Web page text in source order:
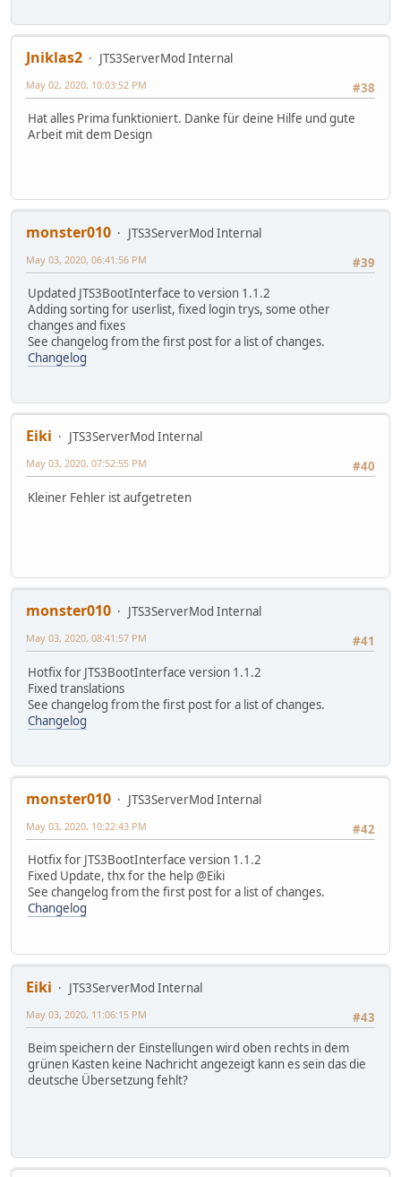
Jniklas2
JTS3ServerMod Internal
#38
May 02, 2020, 10:03:52 PM
Hat alles Prima funktioniert. Danke für deine Hilfe und gute
Arbeit mit dem Design
monster010
JTS3ServerMod Internal
#39
May 03, 2020, 06:41:56 PM
Updated JTS3BootInterface to version 1.1.2
Adding sorting for userlist, fixed login trys, some other
changes and fixes
See changelog from the first post for a list of changes.
Changelog
Eiki
JTS3ServerMod Internal
#40
May 03, 2020, 07:52:55 PM
Kleiner Fehler ist aufgetreten
monster010
JTS3ServerMod Internal
#41
May 03, 2020, 08:41:57 PM
Hotfix for JTS3BootInterface version 1.1.2
Fixed translations
See changelog from the first post for a list of changes.
Changelog
monster010
JTS3ServerMod Internal
#42
May 03, 2020, 10:22:43 PM
Hotfix for JTS3BootInterface version 1.1.2
Fixed Update, thx for the help @Eiki
See changelog from the first post for a list of changes.
Changelog
Eiki
JTS3ServerMod Internal
#43
May 03, 2020, 11:06:15 PM
Beim speichern der Einstellungen wird oben rechts in dem
grünen Kasten keine Nachricht angezeigt kann es sein das die
deutsche Übersetzung fehlt?